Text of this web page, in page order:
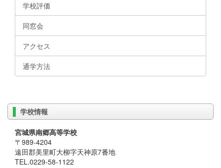
学校評価
同窓会
アクセス
通学方法
学校情報
宮城県南郷高等学校
〒989-4204
遠田郡美里町大柳字天神原7番地
TEL.0229-58-1122